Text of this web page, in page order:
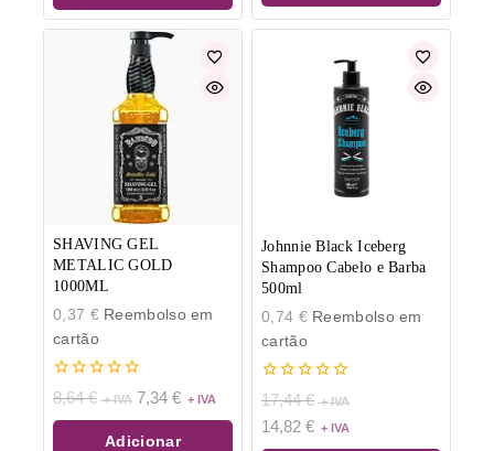
SHAVING GEL
METALIC GOLD
1000ML
0,37 €Reembolso em
cartão
0
de
5
8,64€ 7,34 €
Adicionar
Johnnie Black Iceberg
Shampoo Cabelo e Barba
500ml
0,74 €Reembolso em
cartão
0
de
5
17,44€
14,82 €